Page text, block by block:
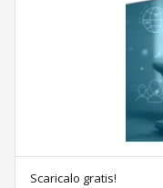
Scaricalo gratis!